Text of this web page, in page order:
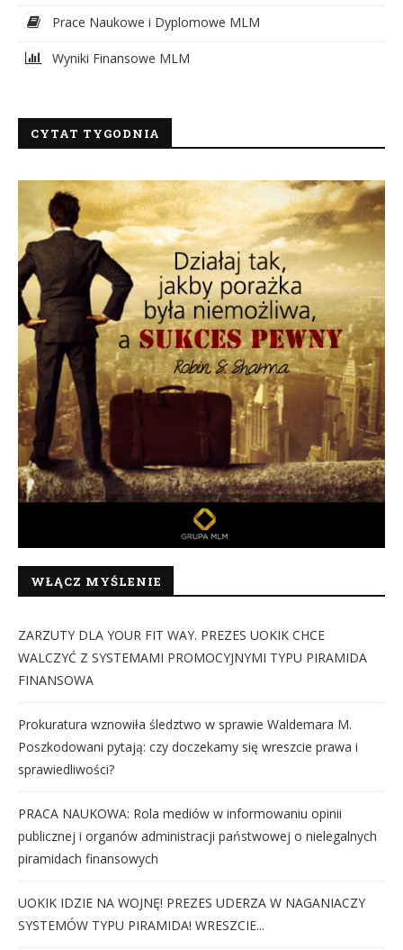
Prace Naukowe i Dyplomowe MLM
Wyniki Finansowe MLM
CYTAT TYGODNIA
WŁĄCZ MYŚLENIE
ZARZUTY DLA YOUR FIT WAY. PREZES UOKIK CHCE
WALCZYĆ Z SYSTEMAMI PROMOCYJNYMI TYPU PIRAMIDA
FINANSOWA
Prokuratura wznowiła śledztwo w sprawie Waldemara M.
Poszkodowani pytają: czy doczekamy się wreszcie prawa i
sprawiedliwości?
PRACA NAUKOWA: Rola mediów w informowaniu opinii
publicznej i organów administracji państwowej o nielegalnych
piramidach finansowych
UOKIK IDZIE NA WOJNĘ! PREZES UDERZA W NAGANIACZY
SYSTEMÓW TYPU PIRAMIDA! WRESZCIE...